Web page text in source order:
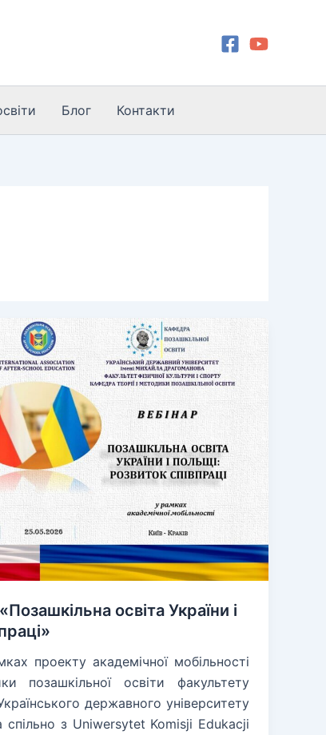
Блог Контакти
освіта України і
проекту академічної мобільності
позашкільної освіти факультету
державного університету
з Uniwersytet Komisji Edukacji